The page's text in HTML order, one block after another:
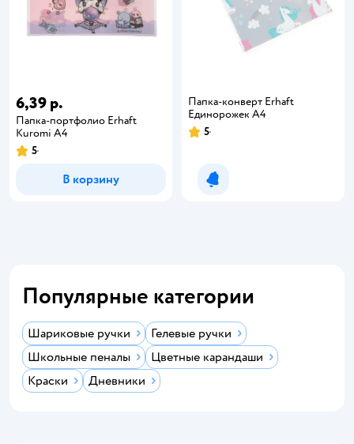
6,39 р.
Папка-портфолио Erhaft
Kuromi А4
5
В корзину
Папка-конверт Erhaft
Единорожек А4
5
Уведомить о появлении
Популярные категории
Шариковые ручки
Гелевые ручки
Школьные пеналы
Цветные карандаши
Краски
Дневники